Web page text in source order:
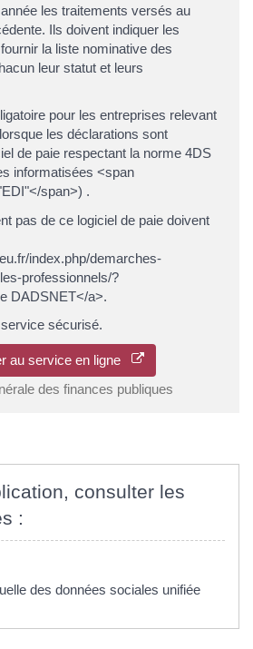
les traitements versés au
Ils doivent indiquer les
la liste nominative des
leur statut et leurs
pour les entreprises relevant
les déclarations sont
de paie respectant la norme 4DS
informatisées <span
span>) .
pas de ce logiciel de paie doivent
index.php/demarches-
professionnels/?
DADSNET</a>.
sécurisé.
au service en ligne
des finances publiques
consulter les
:
des données sociales unifiée